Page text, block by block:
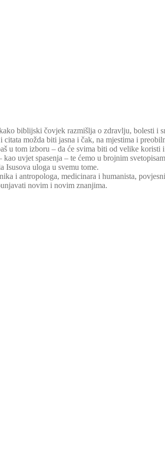
biblijski čovjek razmišlja o zdravlju, bolesti i
možda biti jasna i čak, na mjestima i
u tom izboru – da će svima biti od velike koristi
uvjet spasenja – te ćemo u brojnim
Isusova uloga u svemu tome.
i antropologa, medicinara i humanista,
novim i novim znanjima.